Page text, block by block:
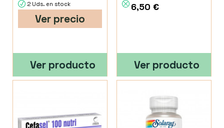
2 Uds. en stock
Ver precio
Ver producto
6,50 €
Ver producto